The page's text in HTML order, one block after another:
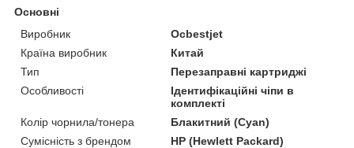
Основні
Виробник
Ocbestjet
Країна виробник
Китай
Тип
Перезаправні картриджі
Особливості
Ідентифікаційні чіпи в
комплекті
Колір чорнила/тонера
Блакитний (Cyan)
Сумісність з брендом
HP (Hewlett Packard)